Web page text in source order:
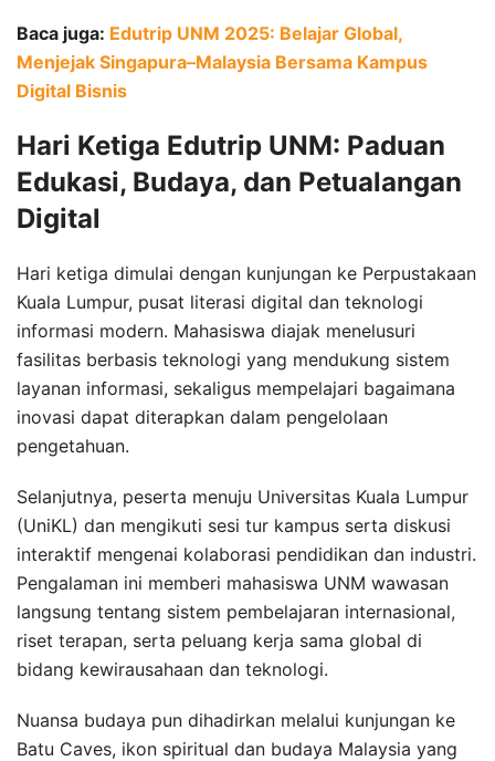
Baca juga: Edutrip UNM 2025: Belajar Global,
Menjejak Singapura–Malaysia Bersama Kampus
Digital Bisnis
Hari Ketiga Edutrip UNM: Paduan
Edukasi, Budaya, dan Petualangan
Digital
Hari ketiga dimulai dengan kunjungan ke Perpustakaan
Kuala Lumpur, pusat literasi digital dan teknologi
informasi modern. Mahasiswa diajak menelusuri
fasilitas berbasis teknologi yang mendukung sistem
layanan informasi, sekaligus mempelajari bagaimana
inovasi dapat diterapkan dalam pengelolaan
pengetahuan.
Selanjutnya, peserta menuju Universitas Kuala Lumpur
(UniKL) dan mengikuti sesi tur kampus serta diskusi
interaktif mengenai kolaborasi pendidikan dan industri.
Pengalaman ini memberi mahasiswa UNM wawasan
langsung tentang sistem pembelajaran internasional,
riset terapan, serta peluang kerja sama global di
bidang kewirausahaan dan teknologi.
Nuansa budaya pun dihadirkan melalui kunjungan ke
Batu Caves, ikon spiritual dan budaya Malaysia yang